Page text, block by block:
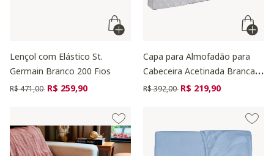
Lençol com Elástico St.
Germain Branco 200 Fios
Preço reduzido de
R$ 471,00 para
R$ 259,90
Capa para Almofadão para
Cabeceira Acetinada Branca
300 Fios
Preço reduzido de
R$ 392,00 para
R$ 219,90